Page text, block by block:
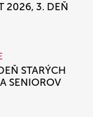
2026, 3. DEŇ
STARÝCH
SENIOROV